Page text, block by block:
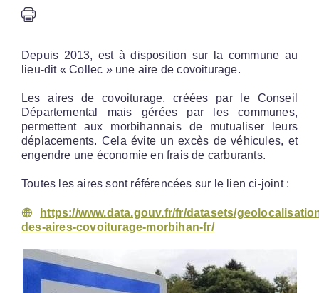
Depuis 2013, est à disposition sur la commune au
lieu-dit « Collec » une aire de covoiturage.
Les aires de covoiturage, créées par le Conseil
Départemental mais gérées par les communes,
permettent aux morbihannais de mutualiser leurs
déplacements. Cela évite un excès de véhicules, et
engendre une économie en frais de carburants.
Toutes les aires sont référencées sur le lien ci-joint :
https://www.data.gouv.fr/fr/datasets/
des-aires-covoiturage-morbihan-fr/